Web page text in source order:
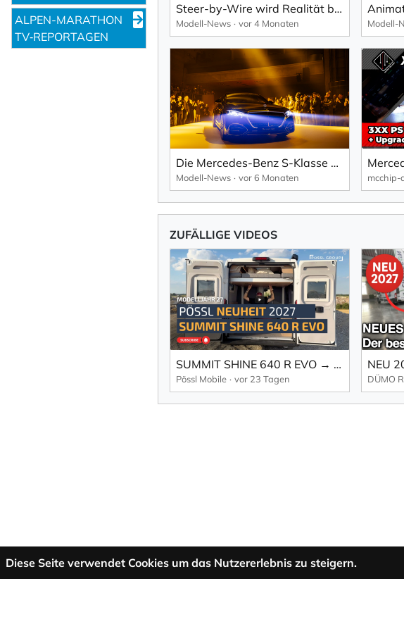
ALPEN-MARATHON
TV‑REPORTAGEN
Steer-by-Wire wird Realität bei Mercedes-Benz: Imagefilm!
Modell-News vor 4 Monaten Modell-
Die Mercedes-Benz S-Klasse Weltpremiere vom 29. Januar 2026.
Modell-News vor 6 Monaten mcchip-
ZUFÄLLIGE VIDEOS
SUMMIT SHINE 640 R EVO → Die Neuheit bei PÖSSL mit elektrischem Hubbett!
Pössl Mobile vor 23 Tagen
Diese Seite verwendet Cookies um das Nutzererlebnis zu steigern.